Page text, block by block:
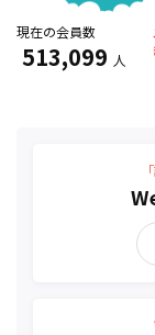
現在の会員数
513,099 人